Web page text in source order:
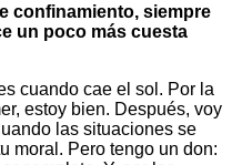
confinamiento, siempre
un poco más cuesta
cuando cae el sol. Por la
estoy bien. Después, voy
las situaciones se
moral. Pero tengo un don: